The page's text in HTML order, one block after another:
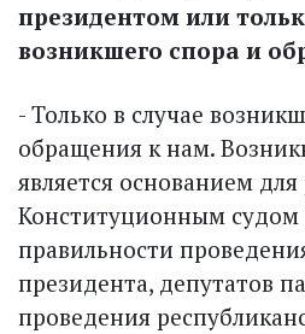
президентом или
возникшего спора и
- Только в случае
обращения к нам.
является основанием
Конституционным судом
правильности
президента, депутатов
проведения